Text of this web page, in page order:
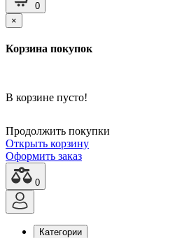
0
×
Корзина покупок
В корзине пусто!
Продолжить покупки
Открыть корзину
Оформить заказ
0
Категории